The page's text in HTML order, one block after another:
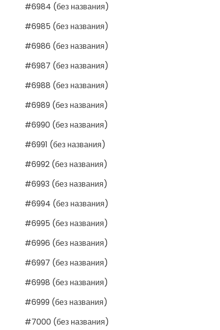
#6984 (без названия)
#6985 (без названия)
#6986 (без названия)
#6987 (без названия)
#6988 (без названия)
#6989 (без названия)
#6990 (без названия)
#6991 (без названия)
#6992 (без названия)
#6993 (без названия)
#6994 (без названия)
#6995 (без названия)
#6996 (без названия)
#6997 (без названия)
#6998 (без названия)
#6999 (без названия)
#7000 (без названия)